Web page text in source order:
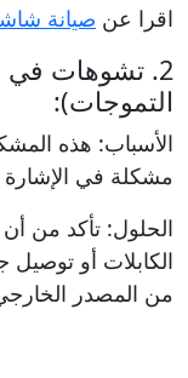
اقرا عن صيانة
2. تشوهات في
التموجات):
الأسباب: هذه
مشكلة في الإشارة
الحلول: تأكد من
الكابلات أو
من المصدر